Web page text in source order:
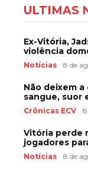
ÚLTIMAS
Ex-Vitória,
violência
Notícias 8 de
Não deixem a
sangue, suor
Crônicas ECV
Vitória perde
jogadores
Notícias 8 de